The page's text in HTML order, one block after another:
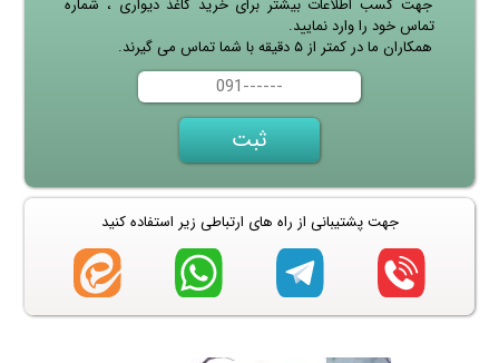
جهت کسب اطلاعات بیشتر برای خرید کاغذ دیواری ، شماره
تماس خود را وارد نمایید.
همکاران ما در کمتر از ۵ دقیقه با شما تماس می گیرند.
جهت پشتیبانی از راه های ارتباطی زیر استفاده کنید